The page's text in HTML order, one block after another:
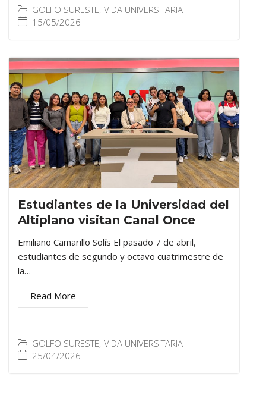
GOLFO SURESTE, VIDA UNIVERSITARIA
15/05/2026
Estudiantes de la Universidad del
Altiplano visitan Canal Once
GOLFO SURESTE, VIDA UNIVERSITARIA
25/04/2026
Emiliano Camarillo Solís El pasado 7 de abril,
estudiantes de segundo y octavo cuatrimestre de
la…
Read More